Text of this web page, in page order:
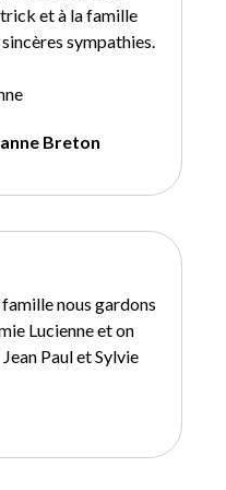
et à la famille
sympathies.
Breton
nous gardons
Lucienne et on
Paul et Sylvie